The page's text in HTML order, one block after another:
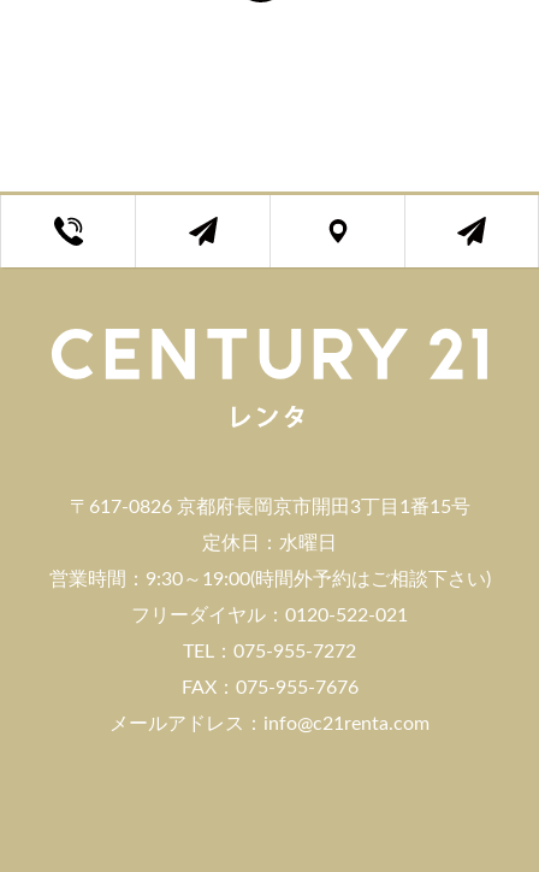
〒617-0826 京都府長岡京市開田3丁目1番15号
定休日：水曜日
営業時間：9:30～19:00(時間外予約はご相談下さい)
フリーダイヤル：0120-522-021
TEL：075-955-7272
FAX：075-955-7676
メールアドレス：info@c21renta.com